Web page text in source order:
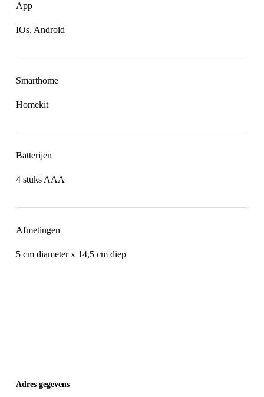
App
IOs, Android
Smarthome
Homekit
Batterijen
4 stuks AAA
Afmetingen
5 cm diameter x 14,5 cm diep
Adres gegevens